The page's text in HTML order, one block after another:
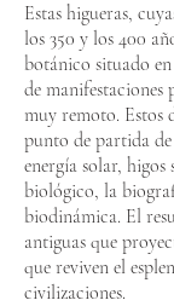
Estas higueras,
los 350 y los 400
botánico situado
de manifestaciones
muy remoto. Estos
punto de partida
energía solar, higos
biológico, la
biodinámica. El
antiguas que
que reviven el
civilizaciones.